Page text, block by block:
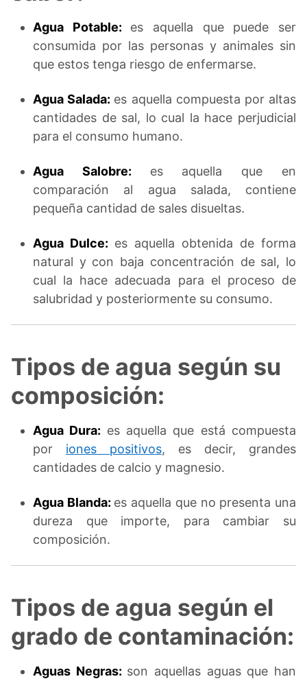
Agua Potable: es aquella que puede ser
consumida por las personas y animales sin
que estos tenga riesgo de enfermarse.
Agua Salada: es aquella compuesta por altas
cantidades de sal, lo cual la hace perjudicial
para el consumo humano.
Agua Salobre: es aquella que en
comparación al agua salada, contiene
pequeña cantidad de sales disueltas.
Agua Dulce: es aquella obtenida de forma
natural y con baja concentración de sal, lo
cual la hace adecuada para el proceso de
salubridad y posteriormente su consumo.
Tipos de agua según su
composición:
Agua Dura: es aquella que está compuesta
por iones positivos, es decir, grandes
cantidades de calcio y magnesio.
Agua Blanda: es aquella que no presenta una
dureza que importe, para cambiar su
composición.
Tipos de agua según el
grado de contaminación:
Aguas Negras: son aquellas aguas que han